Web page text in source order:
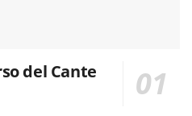
del Cante